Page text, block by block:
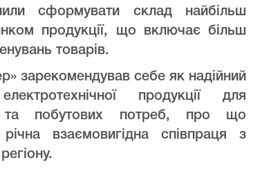
сформувати склад найбільш
продукції, що включає більш
товарів.
зарекомендував себе як надійний
продукції для
та побутових потреб, про що
взаємовигідна співпраця з